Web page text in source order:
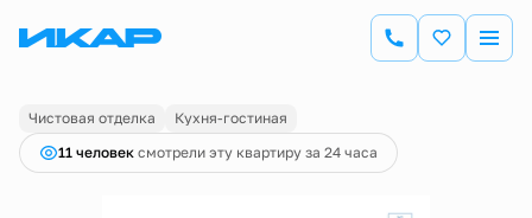
1-комнатная37.12 м 6 020 000 руб.
Ипотекаот 21 044 руб.
Чистовая отделка
Кухня-гостиная
11 человек смотрели эту квартиру за 24 часа